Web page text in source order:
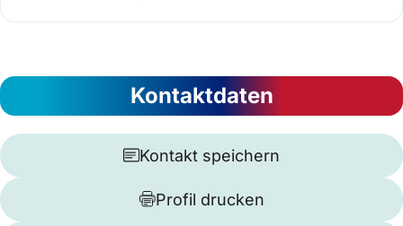
Kontaktdaten
Kontakt speichern
Profil drucken